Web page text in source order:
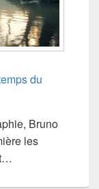
du
Bruno
les